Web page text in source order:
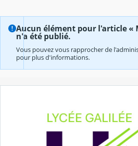
Aucun élément pour l'article «
n'a été publié.
Vous pouvez vous rapprocher de
pour plus d'informations.